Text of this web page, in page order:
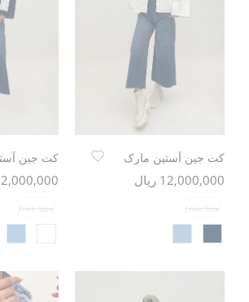
کت جین آستین مارک
12,000,000 ریال
Free Size
کت جین
12,000,000
Free Size